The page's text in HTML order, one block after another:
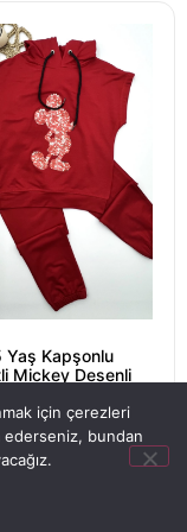
Kapşonlu
Mickey Desenli
Kırmızı
kdv
için çerezleri
ederseniz, bundan